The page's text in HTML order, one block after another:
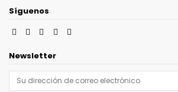
Síguenos
Newsletter